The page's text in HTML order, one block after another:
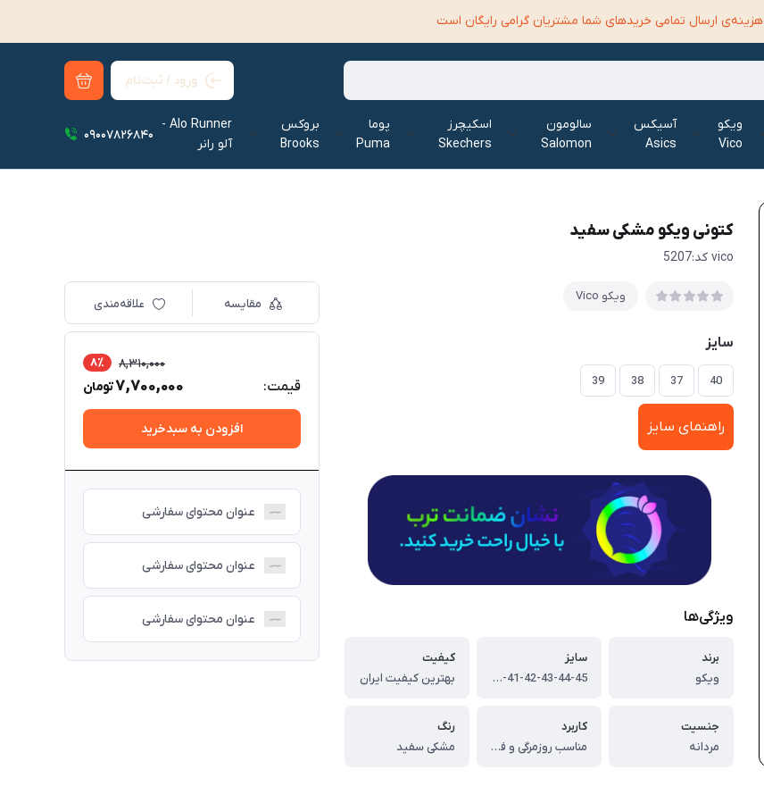
هزینه‌ی ارسال تمامی خرید‌های شما مشتریان گرامی رایگان است
ورود / ثبت‌نام
ویکو
Vico
آسیکس
Asics
سالومون
Salomon
اسکیچرز
Skechers
پوما
Puma
بروکس
Brooks
Alo Runner -
آلو رانر‌
09007826840
کتونی ویکو مشکی سفید
vico کد:5207
ویکو Vico
سایز
40
37
38
39
راهنمای سایز
ویژگی‌ها
برند
ویکو
سایز
40-41-42-43-44-45
کیفیت
بهترین کیفیت ایران
جنسیت
مردانه
کاربرد
مناسب روزمرگی و فعالیت‌های ورزشی
رنگ
مشکی سفید
مقایسه علاقه‌مندی
قیمت:
8,310,000 8٪
7,700,000تومان
افزودن به سبدخرید
عنوان محتوای سفارشی
عنوان محتوای سفارشی
عنوان محتوای سفارشی